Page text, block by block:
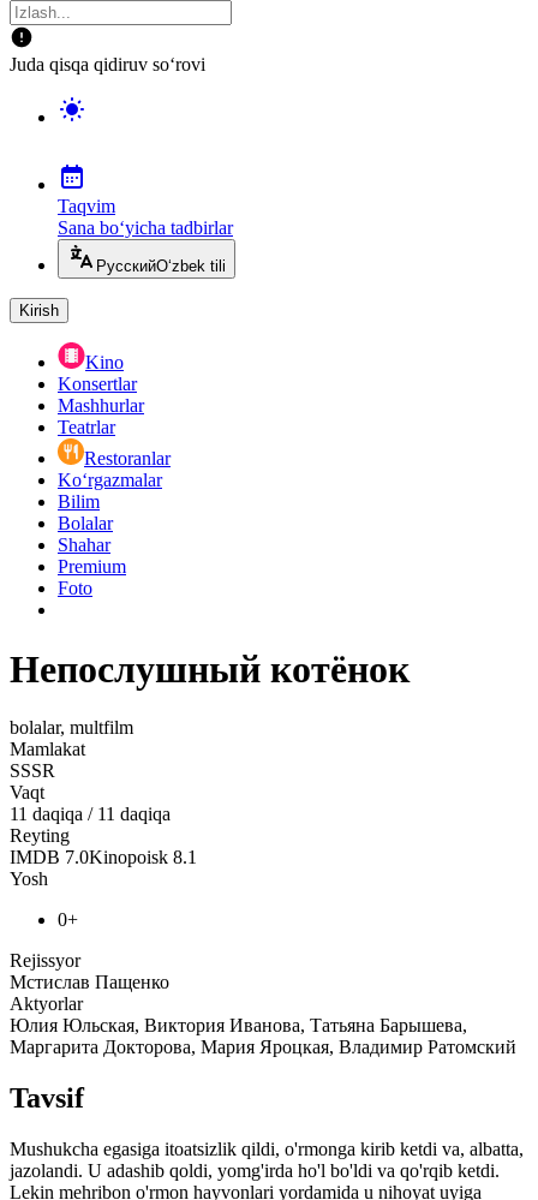
Juda qisqa qidiruv so‘rovi
Taqvim
Sana bo‘yicha tadbirlar
РусскийO‘zbek tili
Kirish
Kino
Konsertlar
Mashhurlar
Teatrlar
Restoranlar
Ko‘rgazmalar
Bilim
Bolalar
Shahar
Premium
Foto
Непослушный котёнок
bolalar, multfilm
Mamlakat
SSSR
Vaqt
11 daqiqa / 11 daqiqa
Reyting
IMDB 7.0Kinopoisk 8.1
Yosh
0+
Rejissyor
Мстислав Пащенко
Aktyorlar
Юлия Юльская, Виктория Иванова, Татьяна Барышева,
Маргарита Докторова, Мария Яроцкая, Владимир Ратомский
Tavsif
Mushukcha egasiga itoatsizlik qildi, o'rmonga kirib ketdi va, albatta,
jazolandi. U adashib qoldi, yomg'irda ho'l bo'ldi va qo'rqib ketdi.
Lekin mehribon o'rmon hayvonlari yordamida u nihoyat uyiga